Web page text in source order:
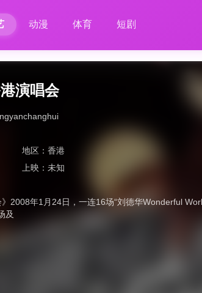
动漫 体育 短剧
演唱会
地区：香港
上映：未知
》2008年1月24日，一连16场“刘德华Wonderful
及